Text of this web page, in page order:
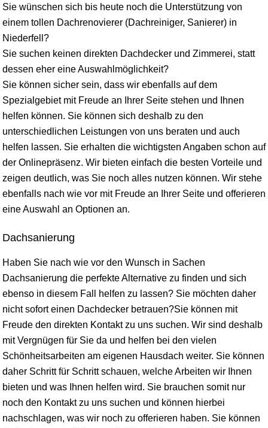
Sie wünschen sich bis heute noch die Unterstützung von
einem tollen Dachrenovierer (Dachreiniger, Sanierer) in
Niederfell?
Sie suchen keinen direkten Dachdecker und Zimmerei, statt
dessen eher eine Auswahlmöglichkeit?
Sie können sicher sein, dass wir ebenfalls auf dem
Spezialgebiet mit Freude an Ihrer Seite stehen und Ihnen
helfen können. Sie können sich deshalb zu den
unterschiedlichen Leistungen von uns beraten und auch
helfen lassen. Sie erhalten die wichtigsten Angaben schon auf
der Onlinepräsenz. Wir bieten einfach die besten Vorteile und
zeigen deutlich, was Sie noch alles nutzen können. Wir stehe
ebenfalls nach wie vor mit Freude an Ihrer Seite und offerieren
eine Auswahl an Optionen an.
Dachsanierung
Haben Sie nach wie vor den Wunsch in Sachen
Dachsanierung die perfekte Alternative zu finden und sich
ebenso in diesem Fall helfen zu lassen? Sie möchten daher
nicht sofort einen Dachdecker betrauen?Sie können mit
Freude den direkten Kontakt zu uns suchen. Wir sind deshalb
mit Vergnügen für Sie da und helfen bei den vielen
Schönheitsarbeiten am eigenen Hausdach weiter. Sie können
daher Schritt für Schritt schauen, welche Arbeiten wir Ihnen
bieten und was Ihnen helfen wird. Sie brauchen somit nur
noch den Kontakt zu uns suchen und können hierbei
nachschlagen, was wir noch zu offerieren haben. Sie können